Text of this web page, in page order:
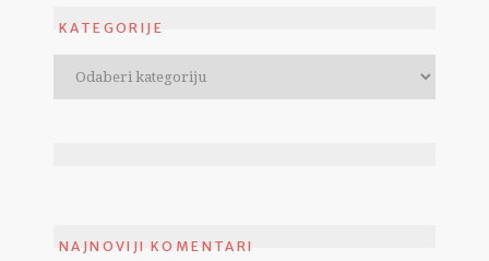
KATEGORIJE
NAJNOVIJI KOMENTARI